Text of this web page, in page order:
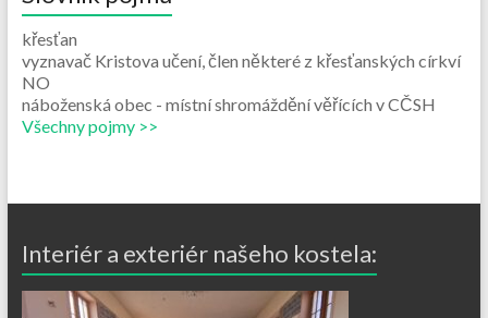
křesťan
vyznavač Kristova učení, člen některé z křesťanských církví
NO
náboženská obec - místní shromáždění věřících v CČSH
Všechny pojmy >>
Interiér a exteriér našeho kostela: